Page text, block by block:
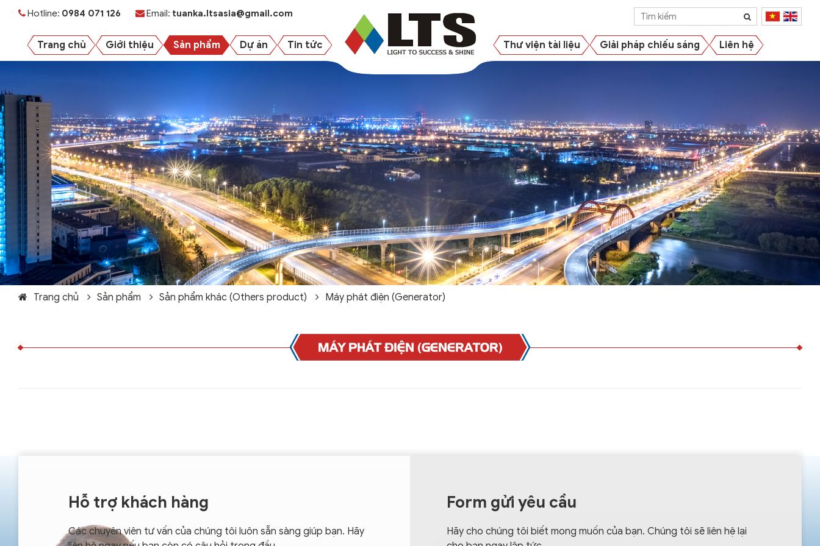
Hotline: 0984 071 126 Email: tuanka.ltsasia@gmail.com
Trang chủ Giới thiệu Sản phẩm Dự án Tin tức Thư viện tài liệu Giải pháp chiếu sáng Liên hệ
Trang chủ Sản phẩm Sản phẩm khác (Others product) Máy phát điện (Generator)
MÁY PHÁT ĐIỆN (GENERATOR)
Hỗ trợ khách hàng
Các chuyên viên tư vấn của chúng tôi luôn sẵn sàng giúp bạn. Hãy
Form gửi yêu cầu
Hãy cho chúng tôi biết mong muốn của bạn. Chúng tôi sẽ liên hệ lại